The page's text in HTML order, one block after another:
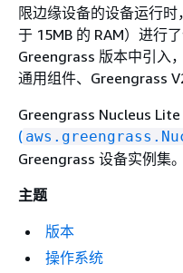
限边缘设备的设备运行
于 15MB 的 RAM）进行
Greengrass 版本中引入
通用组件、Greengrass
Greengrass Nucleus
(
Greengrass 设备实例集。
主题
版本
操作系统